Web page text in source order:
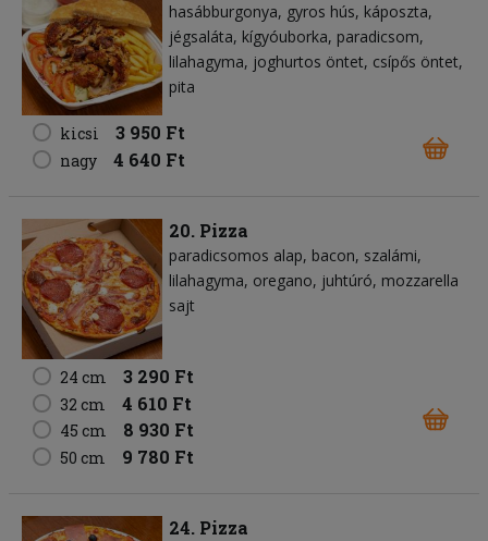
hasábburgonya gyros hús káposzta
jégsaláta kígyóuborka paradicsom
lilahagyma joghurtos öntet csípős öntet
pita
kicsi 3 950 Ft
nagy 4 640 Ft
20. Pizza
paradicsomos alap bacon szalámi
lilahagyma oregano juhtúró mozzarella
sajt
24 cm 3 290 Ft
32 cm 4 610 Ft
45 cm 8 930 Ft
50 cm 9 780 Ft
24. Pizza